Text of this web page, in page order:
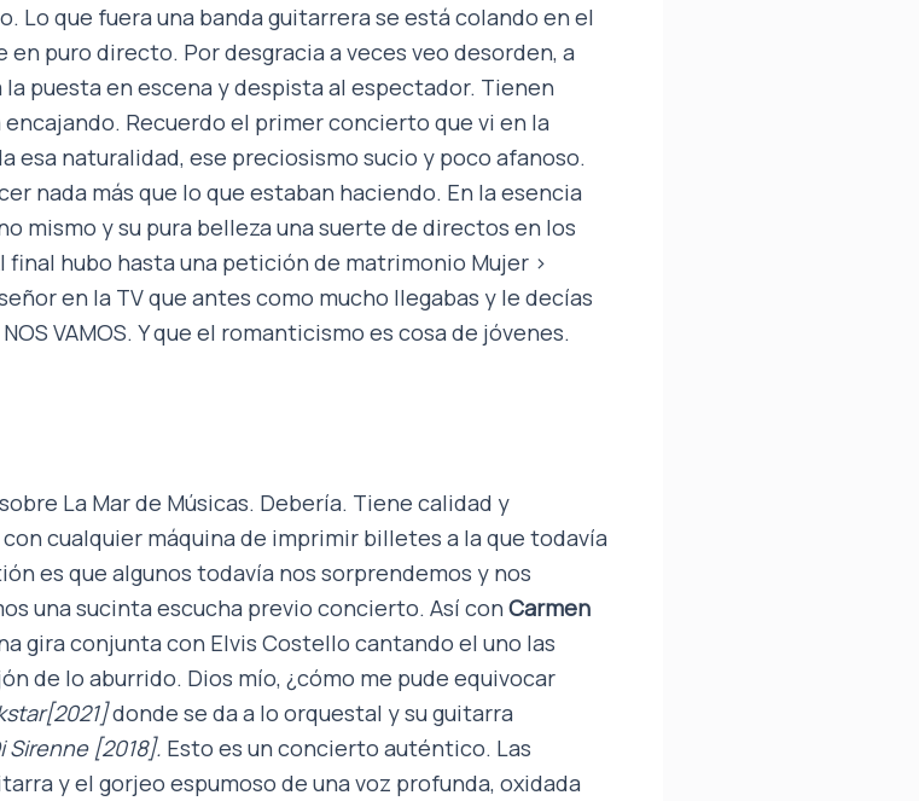
Lo que fuera una banda guitarrera se está colando en el
en puro directo. Por desgracia a veces veo desorden, a
puesta en escena y despista al espectador. Tienen
Recuerdo el primer concierto que vi en la
esa naturalidad, ese preciosismo sucio y poco afanoso.
nada más que lo que estaban haciendo. En la esencia
mismo y su pura belleza una suerte de directos en los
final hubo hasta una petición de matrimonio Mujer >
en la TV que antes como mucho llegabas y le decías
VAMOS. Y que el romanticismo es cosa de jóvenes.
La Mar de Músicas. Debería. Tiene calidad y
cualquier máquina de imprimir billetes a la que todavía
es que algunos todavía nos sorprendemos y nos
una sucinta escucha previo concierto. Así con Carmen
gira conjunta con Elvis Costello cantando el uno las
de lo aburrido. Dios mío, ¿cómo me pude equivocar
donde se da a lo orquestal y su guitarra
Sirenne [2018]. Esto es un concierto auténtico. Las
y el gorjeo espumoso de una voz profunda, oxidada